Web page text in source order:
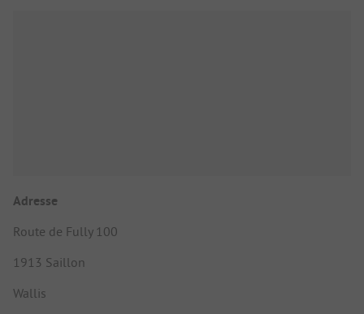
Adresse
Route de Fully 100
1913 Saillon
Wallis